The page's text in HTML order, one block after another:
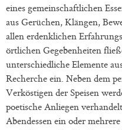
eines gemeinschaftlichen
aus Gerüchen, Klängen,
allen erdenklichen
örtlichen Gegebenheiten
unterschiedliche Elemente
Recherche ein. Neben dem
Verköstigen der Speisen
poetische Anliegen
Abendessen ein oder